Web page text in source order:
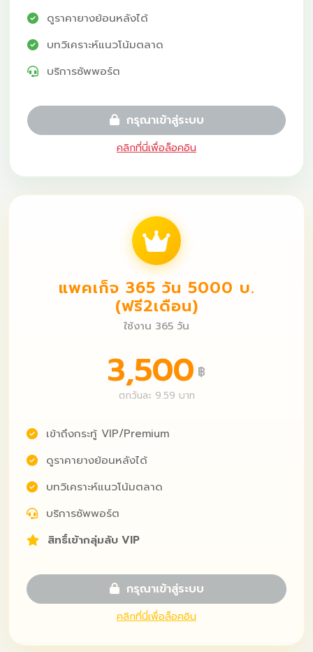
ดูราคายางย้อนหลังได้
บทวิเคราะห์แนวโน้มตลาด
บริการซัพพอร์ต
กรุณาเข้าสู่ระบบ
คลิกที่นี่เพื่อล็อคอิน
แพคเก็จ 365 วัน 5000 บ.
(ฟรี2เดือน)
ใช้งาน 365 วัน
3,500 ฿
ตกวันละ 9.59 บาท
เข้าถึงกระทู้ VIP/Premium
ดูราคายางย้อนหลังได้
บทวิเคราะห์แนวโน้มตลาด
บริการซัพพอร์ต
สิทธิ์เข้ากลุ่มลับ VIP
กรุณาเข้าสู่ระบบ
คลิกที่นี่เพื่อล็อคอิน